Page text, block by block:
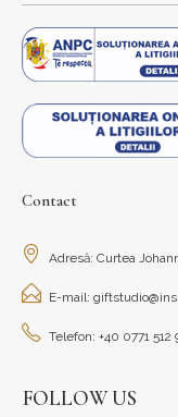
Contact
Adresă: Curtea
E-mail:
Telefon: +40 0771 512
FOLLOW US